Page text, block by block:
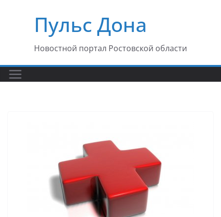
содержимомуПульс Дона
Новостной портал Ростовской области